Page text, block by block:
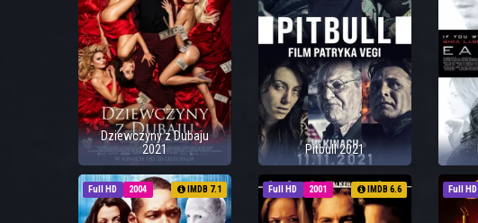
Dziewczyny z Dubaju
2021
Pitbull 2021
Full HD 2004 IMDB 7.1 Full HD 2001 IMDB 6.6 Full HD